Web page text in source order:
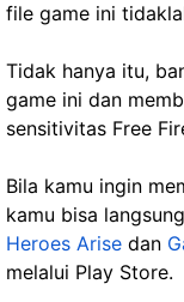
file game ini
Tidak hanya itu,
game ini dan
sensitivitas Free
Bila kamu ingin
kamu bisa
Heroes Arise dan
melalui Play Store.